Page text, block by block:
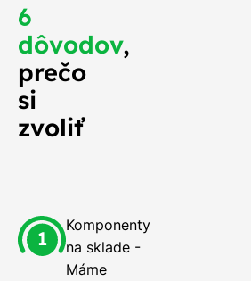
6
dôvodov,
prečo
si
zvoliť
Komponenty
na sklade -
Máme